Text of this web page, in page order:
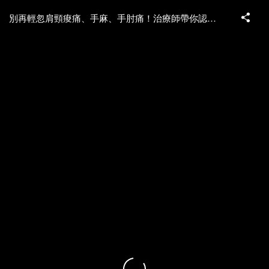
別再輕忽肩頸痠痛、手麻、手肘痛！治療師帶你認識「胸廓出口症候群」